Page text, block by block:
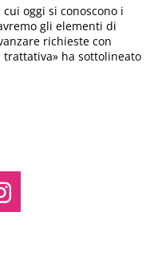
oggi si conoscono i
gli elementi di
richieste con
ha sottolineato